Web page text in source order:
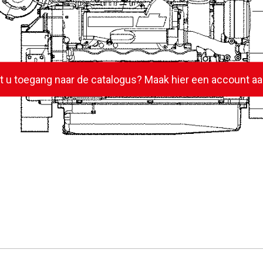
u toegang naar de catalogus? Maak hier een account